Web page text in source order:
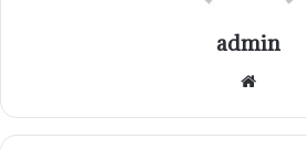
admin
Website